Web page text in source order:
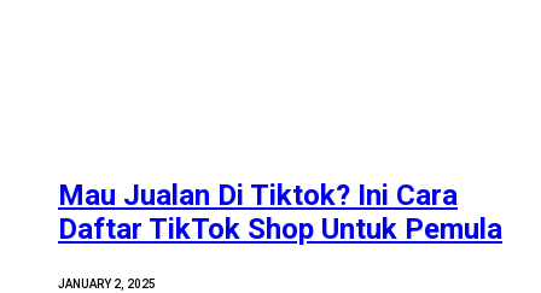
Mau Jualan Di Tiktok? Ini Cara
Daftar TikTok Shop Untuk Pemula
JANUARY 2, 2025